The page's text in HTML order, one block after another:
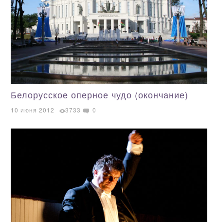
Белорусское оперное чудо (окончание)
10 июня 2012 3733 0